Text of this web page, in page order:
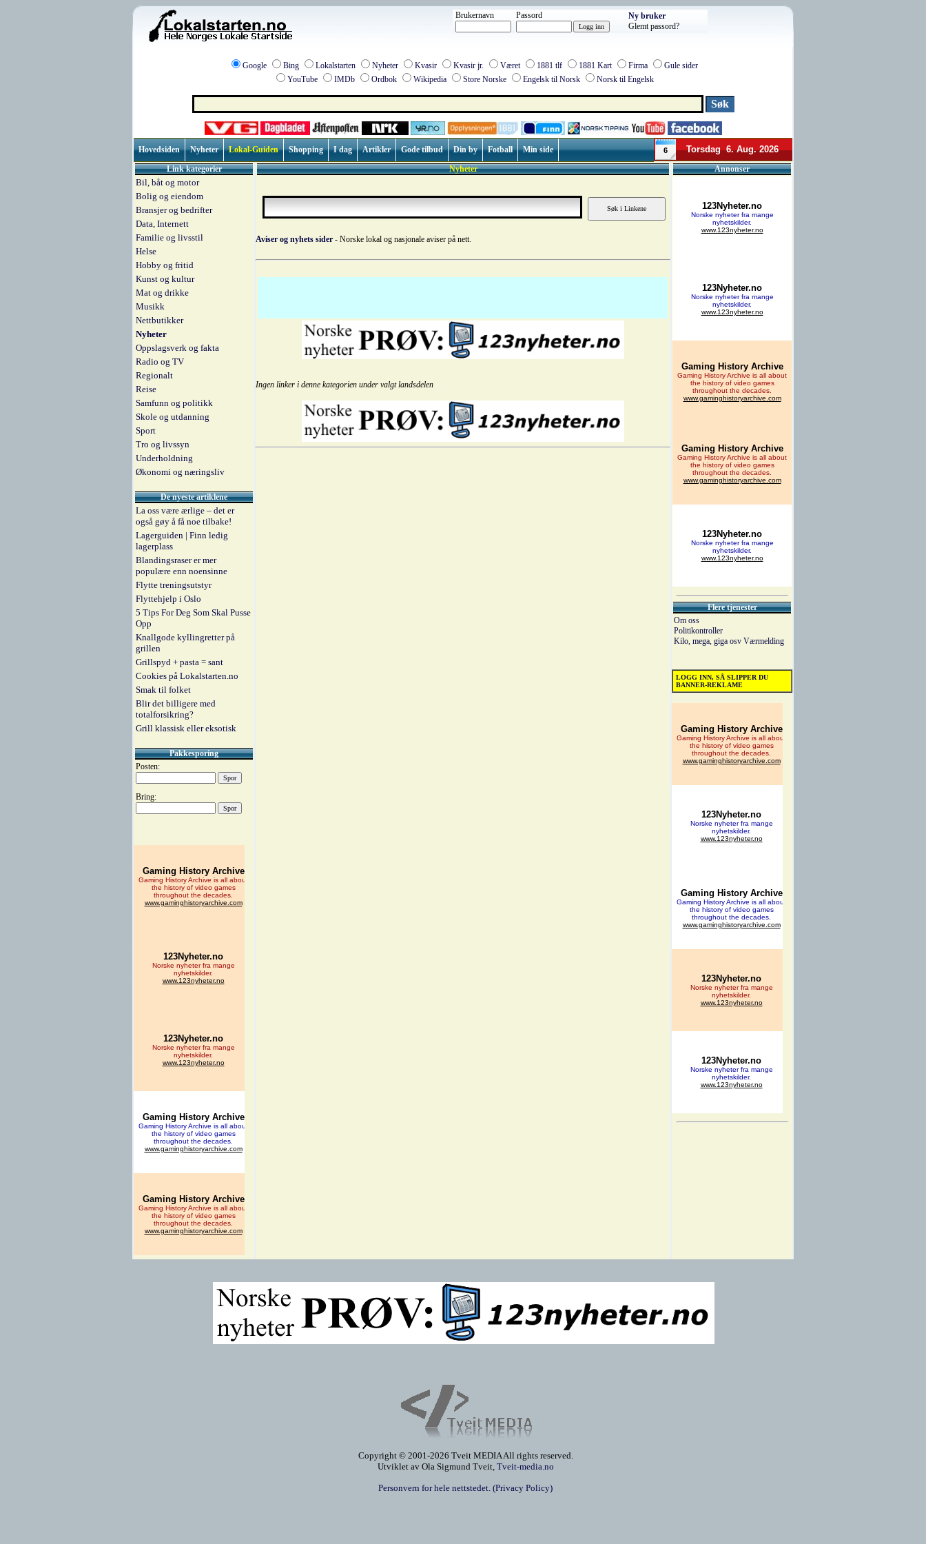
Brukernavn Passord
Ny bruker
Glemt passord?
Google Bing Lokalstarten Nyheter Kvasir Kvasir jr. Været 1881 tlf 1881 Kart Firma
Gule sider
YouTube
IMDb Ordbok Wikipedia Store Norske Engelsk til Norsk Norsk til Engelsk
Hovedsiden Nyheter Lokal-Guiden Shopping I dag Artikler Gode tilbud Din by Fotball Min side 6 Torsdag 6. Aug. 2026
Link kategorier
Bil, båt og motor
Bolig og eiendom
Bransjer og bedrifter
Data, Internett
Familie og livsstil
Helse
Hobby og fritid
Kunst og kultur
Mat og drikke
Musikk
Nettbutikker
Nyheter
Oppslagsverk og fakta
Radio og TV
Regionalt
Reise
Samfunn og politikk
Skole og utdanning
Sport
Tro og livssyn
Underholdning
Økonomi og næringsliv
De nyeste artiklene
La oss være ærlige – det er
også gøy å få noe tilbake!
Lagerguiden | Finn ledig
lagerplass
Blandingsraser er mer
populære enn noensinne
Flytte treningsutstyr
Flyttehjelp i Oslo
5 Tips For Deg Som Skal Pusse
Opp
Knallgode kyllingretter på
grillen
Grillspyd + pasta = sant
Cookies på Lokalstarten.no
Smak til folket
Blir det billigere med
totalforsikring?
Grill klassisk eller eksotisk
Pakkesporing
Posten:
Bring:
Nyheter
Aviser og nyhets sider - Norske lokal og nasjonale aviser på nett.
Ingen linker i denne kategorien under valgt landsdelen
Annonser
Flere tjenester
Om oss
Politikontroller
Kilo, mega, giga osv Værmelding
LOGG INN, SÅ SLIPPER DU
BANNER-REKLAME
Copyright © 2001-2026 Tveit MEDIA All rights reserved.
Utviklet av Ola Sigmund Tveit, Tveit-media.no
Personvern for hele nettstedet. (Privacy Policy)